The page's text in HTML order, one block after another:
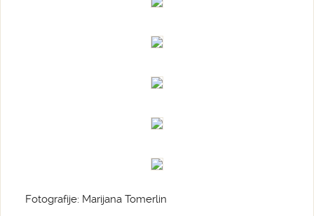
Fotografije: Marijana Tomerlin